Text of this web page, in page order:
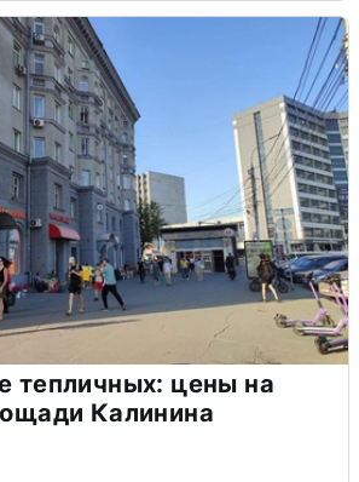
тепличных: цены на
Калинина